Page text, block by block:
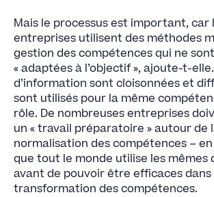
Mais le processus est important,
entreprises utilisent des méthodes
gestion des compétences qui ne
« adaptées à l’objectif », ajoute-t-
d’information sont cloisonnées et
sont utilisés pour la même
rôle. De nombreuses entreprises
un « travail préparatoire » autour de
normalisation des compétences – en
que tout le monde utilise les mêmes
avant de pouvoir être efficaces dans
transformation des compétences.